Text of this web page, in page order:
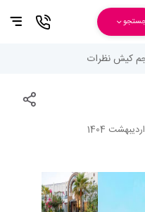
کیش نظرات